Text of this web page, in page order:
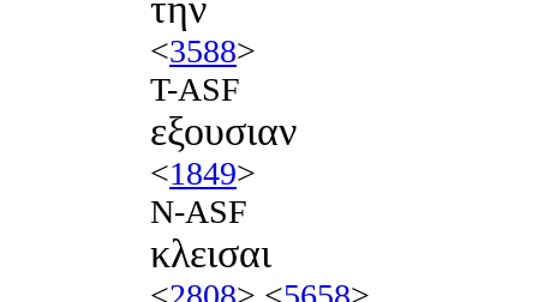
<3588>
T-ASF
εξουσιαν
<1849>
N-ASF
κλεισαι